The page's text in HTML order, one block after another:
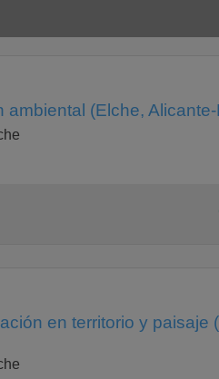
(Elche,
en territorio y paisaje